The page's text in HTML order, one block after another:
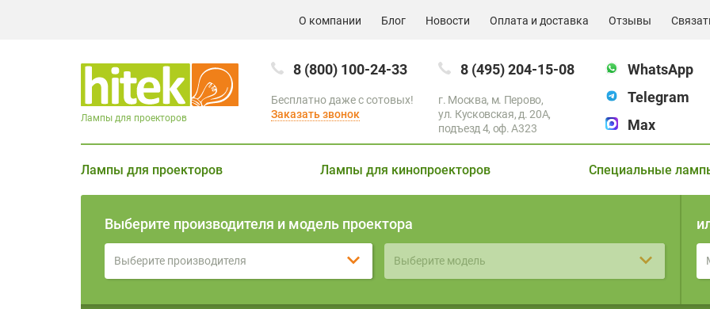
О компании Блог Новости Оплата и доставка Отзывы
8 (800) 100-24-33
Бесплатно даже с сотовых!
Заказать звонок
8 (495) 204-15-08
г. Москва, м. Перово,
ул. Кусковская, д. 20А,
подъезд 4, оф. A323
WhatsApp
Telegram
Max
Лампы для проекторов
Лампы для проекторов Лампы для кинопроекторов Специальные
Выберите производителя и модель проектора
Выберите производителя Выберите модель